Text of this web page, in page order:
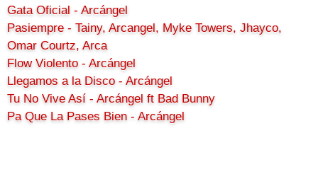
Gata Oficial - Arcángel
Pasiempre - Tainy, Arcangel, Myke Towers, Jhayco,
Omar Courtz, Arca
Flow Violento - Arcángel
Llegamos a la Disco - Arcángel
Tu No Vive Así - Arcángel ft Bad Bunny
Pa Que La Pases Bien - Arcángel